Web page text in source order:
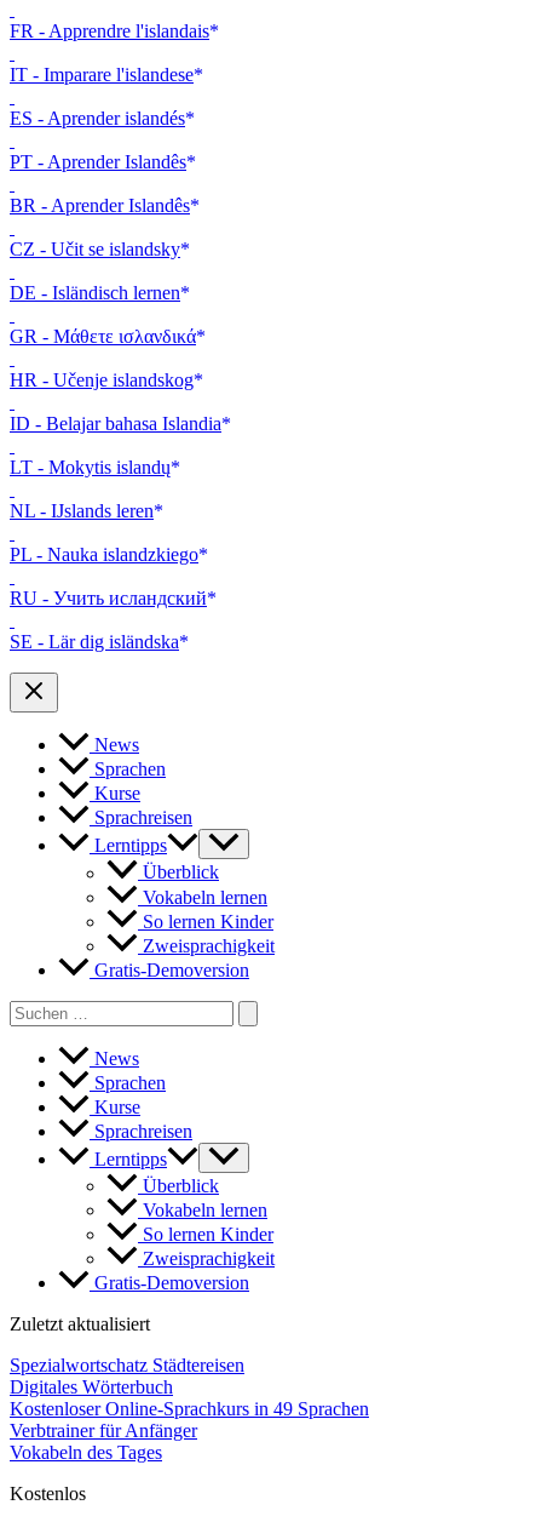
FR - Apprendre l'islandais
IT - Imparare l'islandese
ES - Aprender islandés
PT - Aprender Islandês
BR - Aprender Islandês
CZ - Učit se islandsky
DE - Isländisch lernen
GR - Μάθετε ισλανδικά
HR - Učenje islandskog
ID - Belajar bahasa Islandia
LT - Mokytis islandų
NL - IJslands leren
PL - Nauka islandzkiego
RU - Учить исландский
SE - Lär dig isländska
News
Sprachen
Kurse
Sprachreisen
Lerntipps
Überblick
Vokabeln lernen
So lernen Kinder
Zweisprachigkeit
Gratis-Demoversion
Search
for:
News
Sprachen
Kurse
Sprachreisen
Lerntipps
Überblick
Vokabeln lernen
So lernen Kinder
Zweisprachigkeit
Gratis-Demoversion
Zuletzt aktualisiert
Spezialwortschatz Städtereisen
Digitales Wörterbuch
Kostenloser Online-Sprachkurs in 49 Sprachen
Verbtrainer für Anfänger
Vokabeln des Tages
Kostenlos